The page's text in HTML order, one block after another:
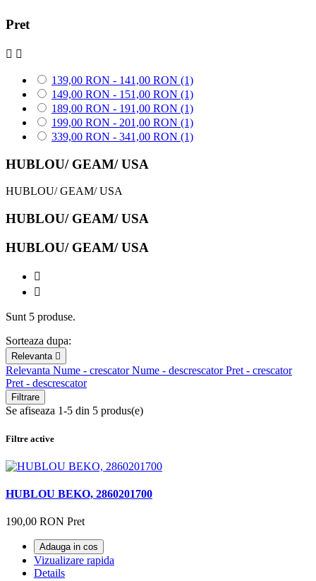
Pret
 
139,00 RON - 141,00 RON (1)
149,00 RON - 151,00 RON (1)
189,00 RON - 191,00 RON (1)
199,00 RON - 201,00 RON (1)
339,00 RON - 341,00 RON (1)
HUBLOU/ GEAM/ USA
HUBLOU/ GEAM/ USA
HUBLOU/ GEAM/ USA
HUBLOU/ GEAM/ USA


Sunt 5 produse.
Sorteaza dupa:
Relevanta 
Relevanta Nume - crescatorNume - descrescatorPret - crescator
Pret - descrescator
Filtrare
Se afiseaza 1-5 din 5 produs(e)
Filtre active
HUBLOU BEKO, 2860201700
190,00 RON Pret
Adauga in cos
Vizualizare rapida
Details